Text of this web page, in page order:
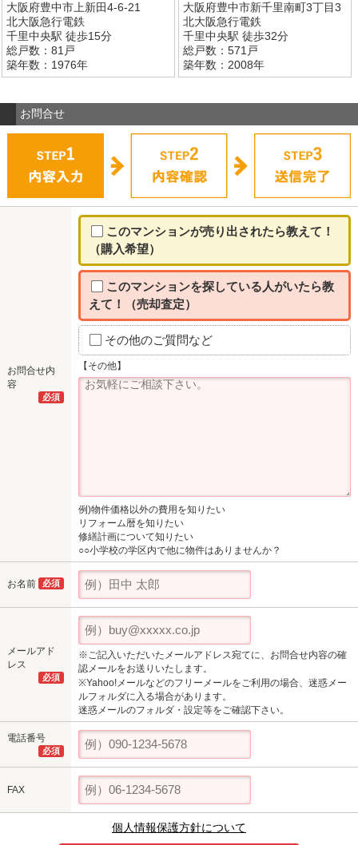
大阪府豊中市上新田4-6-21
北大阪急行電鉄
千里中央駅 徒歩15分
総戸数：81戸
築年数：1976年
大阪府豊中市新千里南町3丁目3
北大阪急行電鉄
千里中央駅 徒歩32分
総戸数：571戸
築年数：2008年
お問合せ
お問合せ内
容
必須
このマンションが売り出されたら教えて！
（購入希望）
このマンションを探している人がいたら教
えて！（売却査定）
その他のご質問など
【その他】
例)物件価格以外の費用を知りたい
リフォーム暦を知りたい
修繕計画について知りたい
○○小学校の学区内で他に物件はありませんか？
お名前 必須
メールアド
レス
必須
※ご記入いただいたメールアドレス宛てに、お問合せ内容の確
認メールをお送りいたします。
※Yahoo!メールなどのフリーメールをご利用の場合、迷惑メー
ルフォルダに入る場合があります。
迷惑メールのフォルダ・設定等をご確認下さい。
電話番号
必須
FAX
個人情報保護方針について